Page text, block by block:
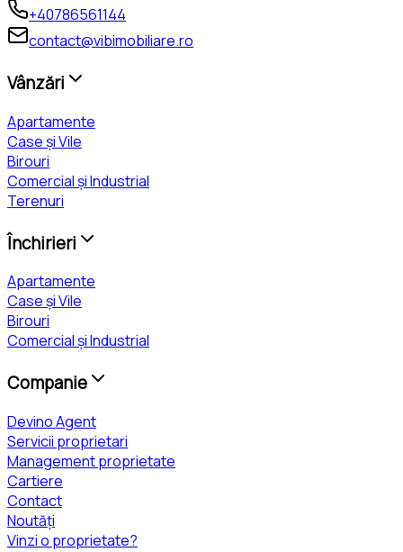
+40786561144
contact@vibimobiliare.ro
Vânzări
Apartamente
Case și Vile
Birouri
Comercial și Industrial
Terenuri
Închirieri
Apartamente
Case și Vile
Birouri
Comercial și Industrial
Companie
Devino Agent
Servicii proprietari
Management proprietate
Cartiere
Contact
Noutăți
Vinzi o proprietate?